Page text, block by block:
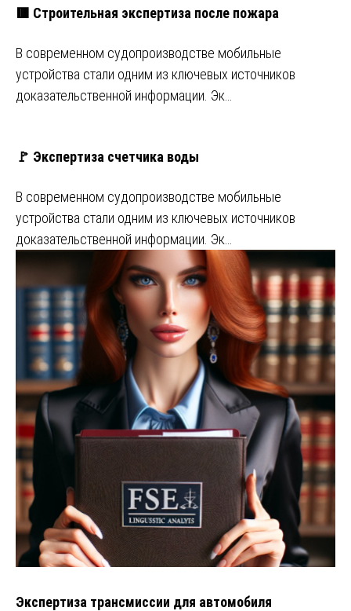
🟥 Строительная экспертиза после пожара
В современном судопроизводстве мобильные
устройства стали одним из ключевых источников
доказательственной информации. Эк…
🚩 Экспертиза счетчика воды
В современном судопроизводстве мобильные
устройства стали одним из ключевых источников
доказательственной информации. Эк…
Экспертиза трансмиссии для автомобиля